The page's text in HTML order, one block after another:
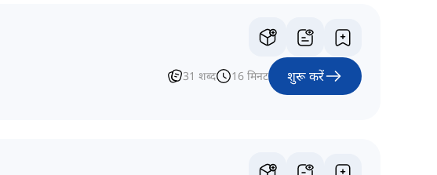
31 शब्द 16 मिनट शुरू करें